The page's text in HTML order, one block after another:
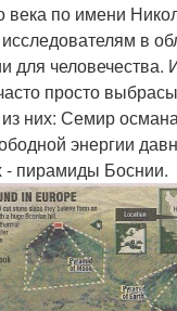
века по имени
в
для
просто
них: Семир
энергии
- пирамиды Боснии.